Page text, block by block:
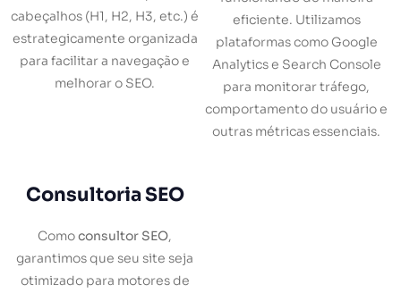
cabeçalhos (H1, H2, H3, etc.) é
estrategicamente organizada
para facilitar a navegação e
melhorar o SEO.
eficiente. Utilizamos
plataformas como Google
Analytics e Search Console
para monitorar tráfego,
comportamento do usuário e
outras métricas essenciais.
Consultoria SEO
Comoconsultor SEO,
garantimos que seu site seja
otimizado para motores de